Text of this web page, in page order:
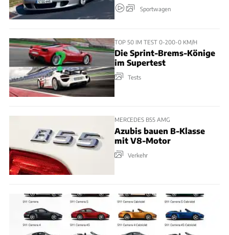
Sportwagen
TOP 50 IM TEST 0-200-0 KM/H
Die Sprint-Brems-Könige
im Supertest
Tests
MERCEDES B55 AMG
Azubis bauen B-Klasse
mit V8-Motor
Verkehr